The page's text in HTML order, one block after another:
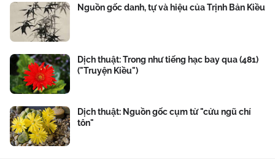
Nguồn gốc danh, tự và hiệu của Trịnh Bản Kiều
Dịch thuật: Trong như tiếng hạc bay qua (481)
("Truyện Kiều")
Dịch thuật: Nguồn gốc cụm từ "cửu ngũ chí
tôn"